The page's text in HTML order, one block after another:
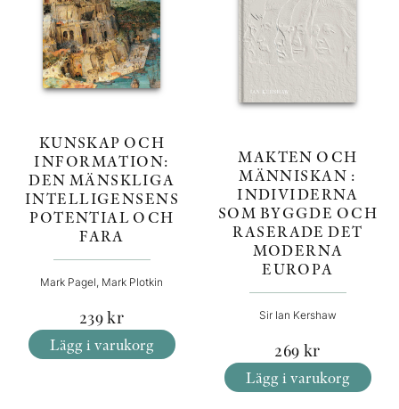
KUNSKAP OCH
INFORMATION:
DEN MÄNSKLIGA
INTELLIGENSENS
POTENTIAL OCH
FARA
Mark Pagel, Mark Plotkin
239kr
Lägg i varukorg
MAKTEN OCH
MÄNNISKAN :
INDIVIDERNA
SOM BYGGDE OCH
RASERADE DET
MODERNA
EUROPA
Sir Ian Kershaw
269 kr
Lägg i varukorg